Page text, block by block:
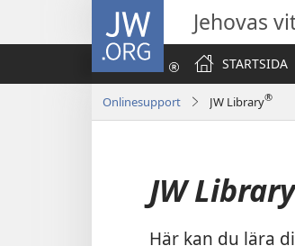
JW.ORG Jehovas
STARTSIDA
Onlinesupport JW Library®
JW Library
Här kan du lära